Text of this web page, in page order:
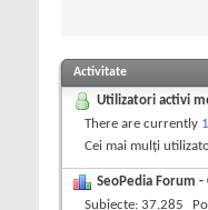
Activitate
Utilizatori activi
There are currently
Cei mai mulți
SeoPedia Forum -
Subiecte 37.285